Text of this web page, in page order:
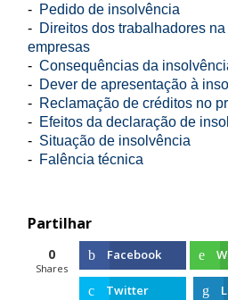
- Pedido de insolvência
- Direitos dos trabalhadores
empresas
- Consequências da
- Dever de apresentação à
- Reclamação de créditos no
- Efeitos da declaração de
- Situação de insolvência
- Falência técnica
Partilhar
0
Shares
Facebook
Twitter